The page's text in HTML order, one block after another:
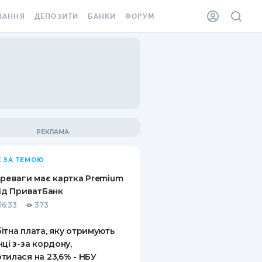
ВІНЬЄТКА
ВІД
ВИПАДКІВ
ДЕПОЗИТИ
ПИТАННЯ ТА ВІДПОВІДІ
ПУТІВНИКИ ПО
БАНКИ ФОРУМ
ЗА ТЕМОЮ
має картка Premium
ПриватБанк
373
плата, яку отримують
з-за кордону,
на 23,6% - НБУ